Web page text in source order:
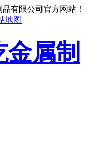
有限公司官方网站！
地图